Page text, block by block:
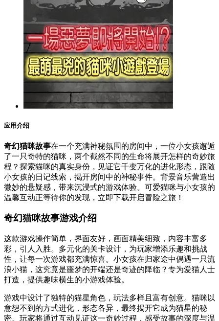
应用介绍
奇幻猫咪故事在一个充满神秘氛围的房间中，一位小女孩邂逅
了一只奇特的猫咪，两个截然不同的生命将展开怎样的奇妙旅
程？探索猫咪的真实身份，见证它千变万化的进化形态，跟随
小女孩的日记线索，揭开房间中的神秘事件。背景音乐营造出
微妙的悬疑感，带来沉浸式的游戏体验。可爱猫咪与小女孩的
温馨互动正等待你的发现，立即下载开启冒险之旅！
奇幻猫咪故事游戏介绍
这款游戏操作简单，界面友好，画面精美细致，内容丰富多
彩，引人入胜。多元化的关卡设计，为玩家增添乐趣和挑战
性，让每一次游戏都充满惊喜。小女孩在归家途中偶遇一只流
浪小猫，这究竟是噩梦的开端还是奇迹的降临？专为爱猫人士
打造，提供趣味横生的小游戏体验。
游戏中设计了独特的猫星角色，玩法多样且富有创意。猫咪以
意想不到的方式进化，形态各异，最终揭开它成为猫星的秘
密。玩家将通过互动见证这一奇妙过程，感受故事的深度与温